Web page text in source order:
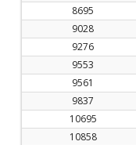
8695
9028
9276
9553
9561
9837
10695
10858